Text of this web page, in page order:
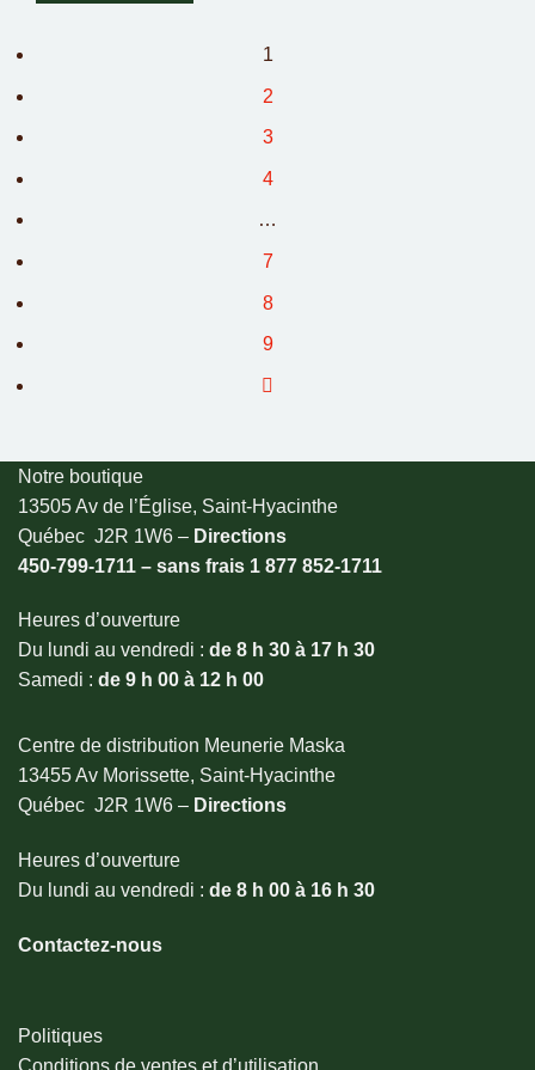
1
2
3
4
…
7
8
9
Notre boutique
13505 Av de l’Église, Saint-Hyacinthe
Québec J2R 1W6 – Directions
450-799-1711 – sans frais 1 877 852-1711
Heures d’ouverture
Du lundi au vendredi : de 8 h 30 à 17 h 30
Samedi : de 9 h 00 à 12 h 00
Centre de distribution Meunerie Maska
13455 Av Morissette, Saint-Hyacinthe
Québec J2R 1W6 – Directions
Heures d’ouverture
Du lundi au vendredi : de 8 h 00 à 16 h 30
Contactez-nous
Politiques
Conditions de ventes et d’utilisation